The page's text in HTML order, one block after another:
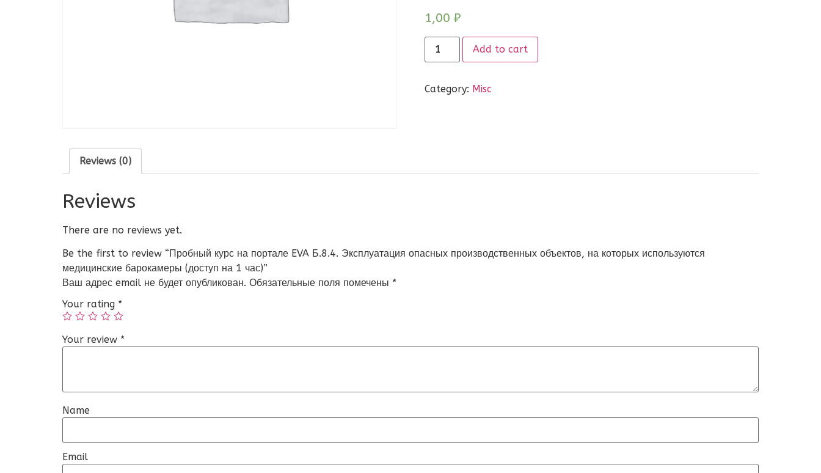
1,00 ₽
Add to cart
Category: Misc
Reviews (0)
Reviews
There are no reviews yet.
Be the first to review “Пробный курс на портале EVA Б.8.4. Эксплуатация опасных производственных объектов, на которых используются
медицинские барокамеры (доступ на 1 час)”
Ваш адрес email не будет опубликован. Обязательные поля помечены *
Your rating *
Your review *
Name
Email